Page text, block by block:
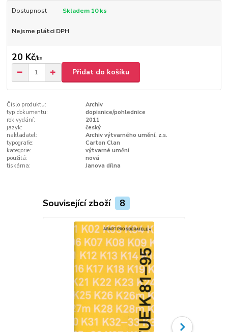
Dostupnost Skladem 10 ks
Nejsme plátci DPH
20 Kč/ks
Přidat do košíku
Číslo produktu:
Archiv
typ dokumentu:
dopisnice/pohlednice
rok vydání:
2011
jazyk:
český
nakladatel:
Archiv výtvarného umění, z.s.
typografie:
Carton Clan
kategorie:
výtvarné umění
použitá:
nová
tiskárna:
Janova dílna
Související zboží 8